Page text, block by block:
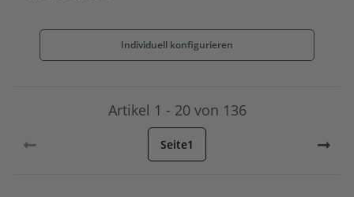
Individuell konfigurieren
Artikel 1 - 20 von 136
Seite1